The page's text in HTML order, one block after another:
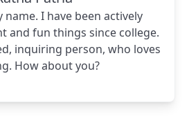
name. I have been actively
and fun things since college.
inquiring person, who loves
How about you?